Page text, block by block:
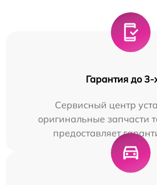
Гарантия до 3-
Сервисный центр
оригинальные запчасти
предоставляет